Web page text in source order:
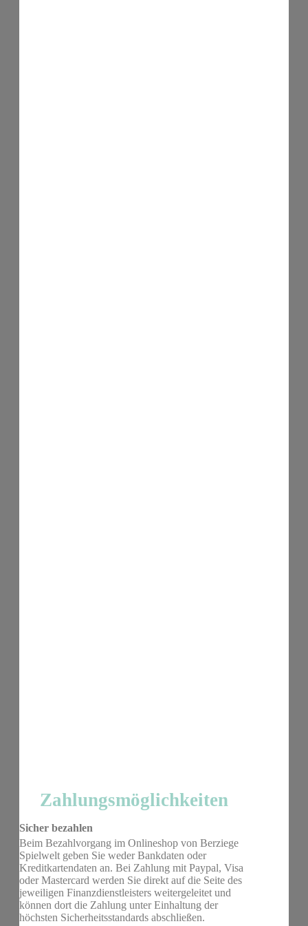
Zahlungsmöglichkeiten
Sicher bezahlen
Beim Bezahlvorgang im Onlineshop von Berziege
Spielwelt geben Sie weder Bankdaten oder
Kreditkartendaten an. Bei Zahlung mit Paypal, Visa
oder Mastercard werden Sie direkt auf die Seite des
jeweiligen Finanzdienstleisters weitergeleitet und
können dort die Zahlung unter Einhaltung der
höchsten Sicherheitsstandards abschließen.